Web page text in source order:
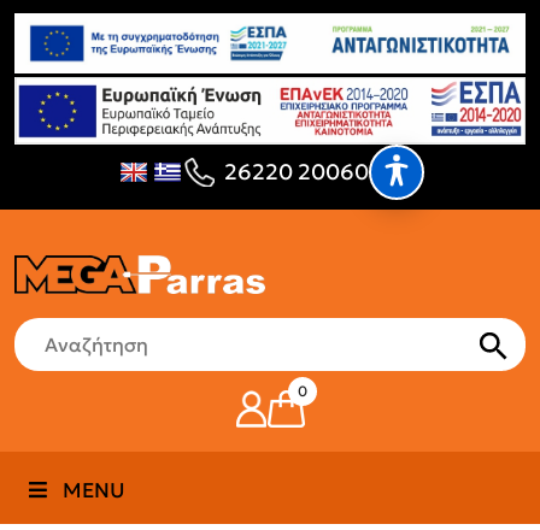
26220 20060
0
MENU